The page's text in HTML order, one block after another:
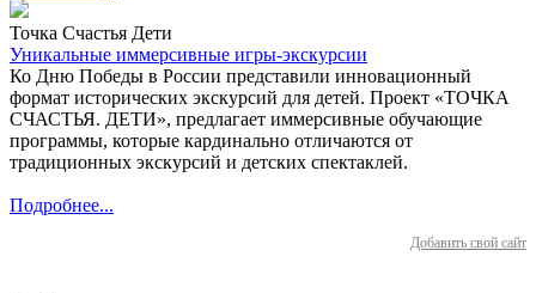
Точка Счастья Дети
Уникальные иммерсивные игры-экскурсии
Ко Дню Победы в России представили инновационный
формат исторических экскурсий для детей. Проект «ТОЧКА
СЧАСТЬЯ. ДЕТИ», предлагает иммерсивные обучающие
программы, которые кардинально отличаются от
традиционных экскурсий и детских спектаклей.
Подробнее...
Добавить свой сайт